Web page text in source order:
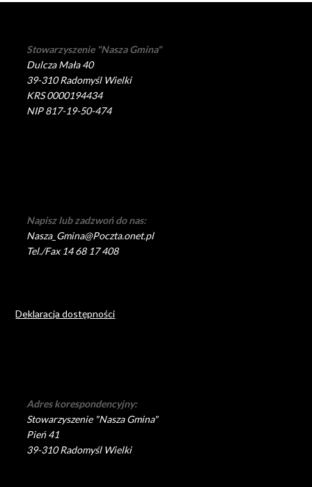
Stowarzyszenie "Nasza Gmina"
Dulcza Mała 40
39-310 Radomyśl Wielki
KRS 0000194434
NIP 817-19-50-474
Napisz lub zadzwoń do nas:
Nasza_Gmina@Poczta.onet.pl
Tel./Fax 14 68 17 408
Deklaracja dostępności
Adres korespondencyjny:
Stowarzyszenie "Nasza Gmina"
Pień 41
39-310 Radomyśl Wielki